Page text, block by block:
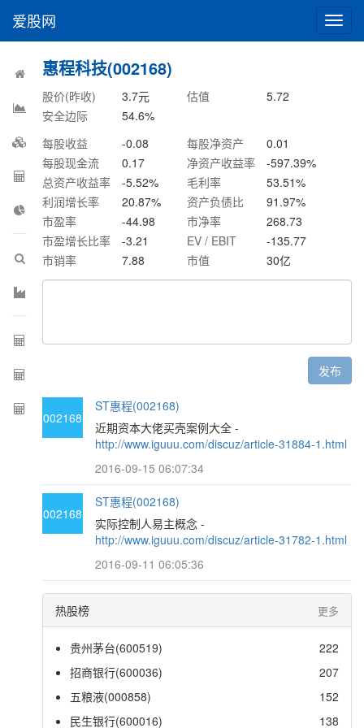
切
换
爱股网
惠程科技(002168)
股价(昨收) 3.7元 估值
5.72
安全边际
54.6%
每股收益
-0.08 每股净资产
0.01
每股现金流
0.17 净资产收益率 -597.39%
总资产收益率
-5.52% 毛利率 53.51%
利润增长率
20.87% 资产负债比 91.97%
市盈率
-44.98 市净率
268.73
市盈增长比率
-3.21 EV / EBIT
-135.77
市销率
7.88 市值 30亿
发布
002168
ST惠程(002168)
近期资本大佬买壳案例大全 -
http://www.iguuu.com/discuz/article-31884-1.html
2016-09-15 06:07:34
002168
ST惠程(002168)
实际控制人易主概念 -
http://www.iguuu.com/discuz/article-31782-1.html
2016-09-11 06:05:36
热股榜 更多
贵州茅台(600519)
222
招商银行(600036)
207
五粮液(000858)
152
民生银行(600016)
138